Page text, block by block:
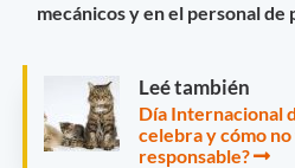
mecánicos y en el personal de
Leé también
Día Internacional
celebra y cómo
responsable?